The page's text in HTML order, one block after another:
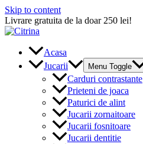
Skip to content
Livrare gratuita de la doar 250 lei!
Acasa
Jucarii
Menu Toggle
Carduri contrastante
Prieteni de joaca
Paturici de alint
Jucarii zornaitoare
Jucarii fosnitoare
Jucarii dentitie